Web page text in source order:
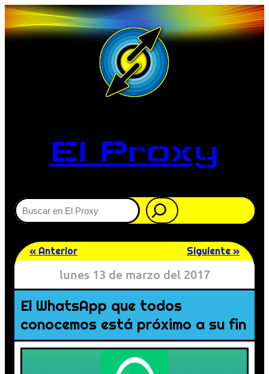
El Proxy
Buscar
« Anterior Siguiente »
lunes 13 de marzo del 2017
El WhatsApp que todos
conocemos está próximo a su fin